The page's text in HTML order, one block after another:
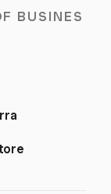
BUSINES